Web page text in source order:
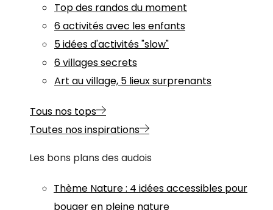
Top des randos du moment
6 activités avec les enfants
5 idées d'activités "slow"
6 villages secrets
Art au village, 5 lieux surprenants
Tous nos tops
Toutes nos inspirations
Les bons plans des audois
Thème Nature: 4 idées accessibles pour
bouger en pleine nature